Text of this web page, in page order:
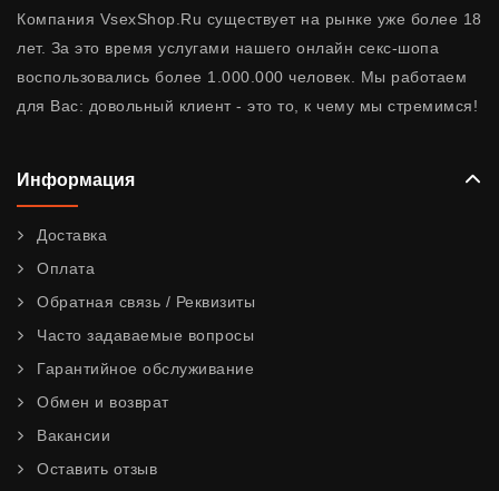
Компания VsexShop.Ru существует на рынке уже более 18
лет. За это время услугами нашего онлайн секс-шопа
воспользовались более 1.000.000 человек. Мы работаем
для Вас: довольный клиент - это то, к чему мы стремимся!
Информация
Доставка
Оплата
Обратная связь / Реквизиты
Часто задаваемые вопросы
Гарантийное обслуживание
Обмен и возврат
Вакансии
Оставить отзыв